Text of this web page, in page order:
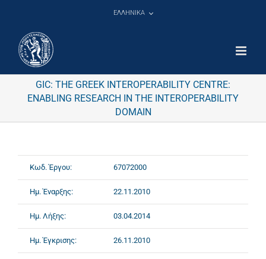
ΕΛΛΗΝΙΚΑ
GIC: THE GREEK INTEROPERABILITY CENTRE:
ENABLING RESEARCH IN THE INTEROPERABILITY
DOMAIN
Κωδ. Έργου: 67072000
Ημ. Έναρξης: 22.11.2010
Ημ. Λήξης: 03.04.2014
Ημ. Έγκρισης: 26.11.2010